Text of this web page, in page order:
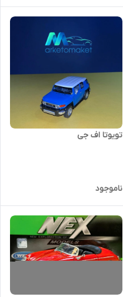
تویوتا اف جی
ناموجود